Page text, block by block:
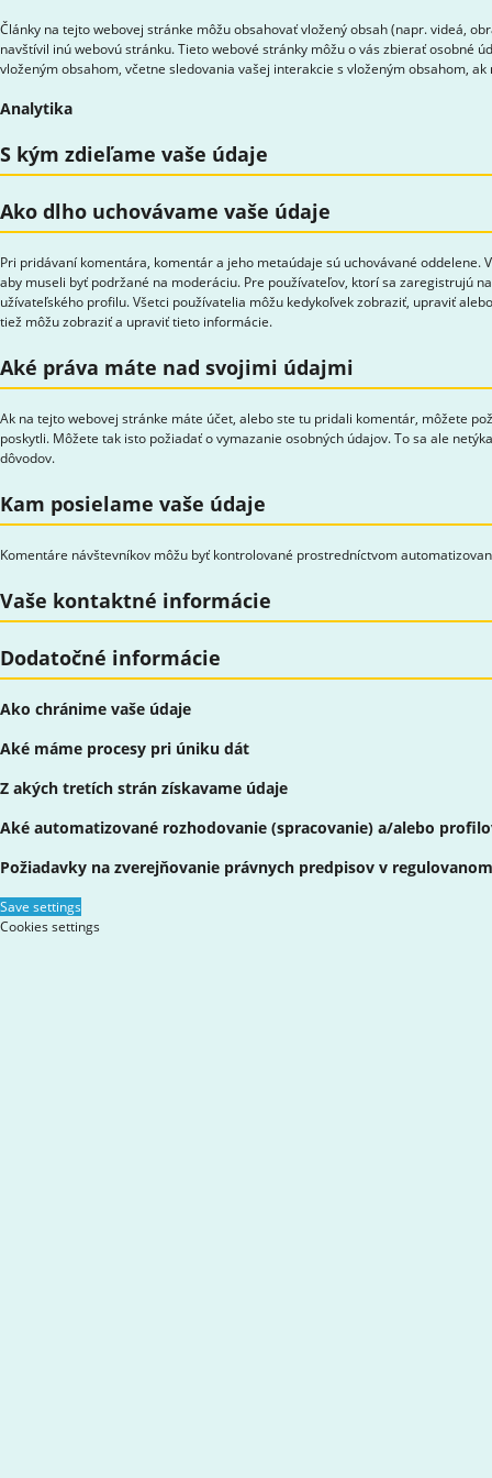
Články na tejto webovej stránke môžu obsahovať vložený obsah (napr. videá,
navštívil inú webovú stránku. Tieto webové stránky môžu o vás zbierať osobné
vloženým obsahom, včetne sledovania vašej interakcie s vloženým obsahom,
Analytika
S kým zdieľame vaše údaje
Ako dlho uchovávame vaše údaje
Pri pridávaní komentára, komentár a jeho metaúdaje sú uchovávané
aby museli byť podržané na moderáciu. Pre používateľov, ktorí sa zaregistrujú
užívateľského profilu. Všetci používatelia môžu kedykoľvek zobraziť, upraviť
tiež môžu zobraziť a upraviť tieto informácie.
Aké práva máte nad svojimi údajmi
Ak na tejto webovej stránke máte účet, alebo ste tu pridali komentár, môžete
poskytli. Môžete tak isto požiadať o vymazanie osobných údajov. To sa ale
dôvodov.
Kam posielame vaše údaje
Komentáre návštevníkov môžu byť kontrolované prostredníctvom
Vaše kontaktné informácie
Dodatočné informácie
Ako chránime vaše údaje
Aké máme procesy pri úniku dát
Z akých tretích strán získavame údaje
Aké automatizované rozhodovanie (spracovanie) a/alebo
Požiadavky na zverejňovanie právnych predpisov v
Save settings
Cookies settings